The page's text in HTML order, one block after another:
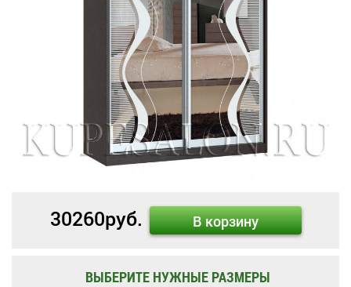
30260руб. В корзину
ВЫБЕРИТЕ НУЖНЫЕ РАЗМЕРЫ